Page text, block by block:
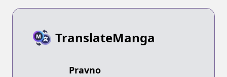
TranslateManga
Pravno